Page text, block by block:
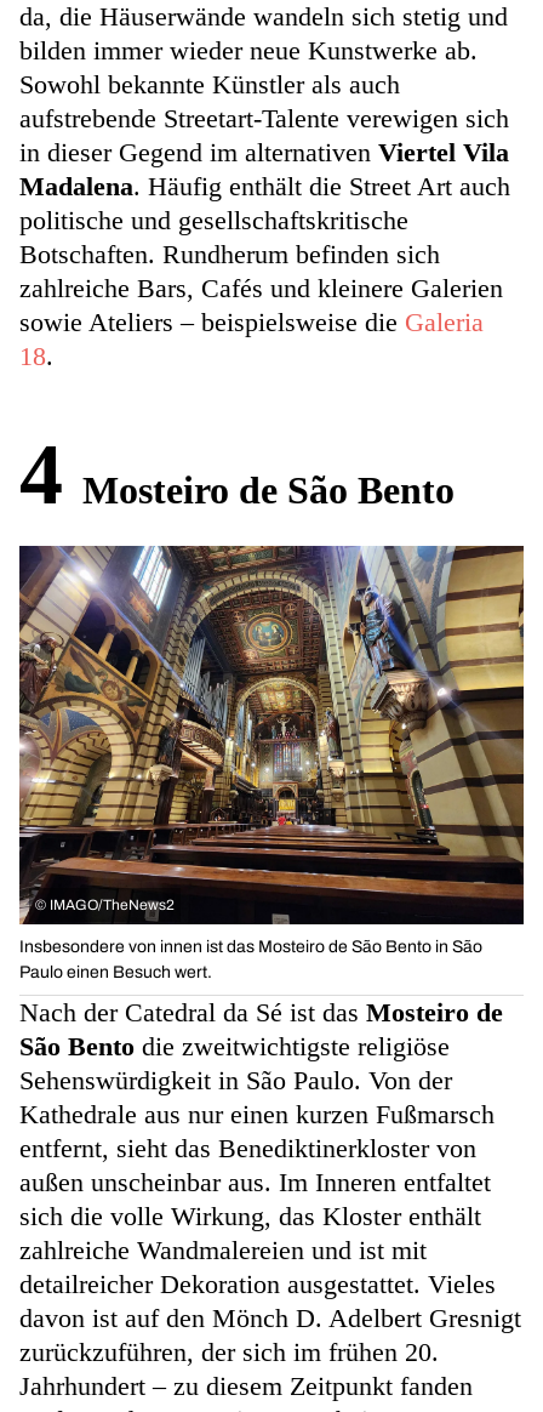
da, die Häuserwände wandeln sich stetig und
bilden immer wieder neue Kunstwerke ab.
Sowohl bekannte Künstler als auch
aufstrebende Streetart-Talente verewigen sich
in dieser Gegend im alternativen Viertel Vila
Madalena. Häufig enthält die Street Art auch
politische und gesellschaftskritische
Botschaften. Rundherum befinden sich
zahlreiche Bars, Cafés und kleinere Galerien
sowie Ateliers – beispielsweise die Galeria
18.
4 Mosteiro de São Bento
© IMAGO/TheNews2
Insbesondere von innen ist das Mosteiro de São Bento in São
Paulo einen Besuch wert.
Nach der Catedral da Sé ist das Mosteiro de
São Bento die zweitwichtigste religiöse
Sehenswürdigkeit in São Paulo. Von der
Kathedrale aus nur einen kurzen Fußmarsch
entfernt, sieht das Benediktinerkloster von
außen unscheinbar aus. Im Inneren entfaltet
sich die volle Wirkung, das Kloster enthält
zahlreiche Wandmalereien und ist mit
detailreicher Dekoration ausgestattet. Vieles
davon ist auf den Mönch D. Adelbert Gresnigt
zurückzuführen, der sich im frühen 20.
Jahrhundert – zu diesem Zeitpunkt fanden